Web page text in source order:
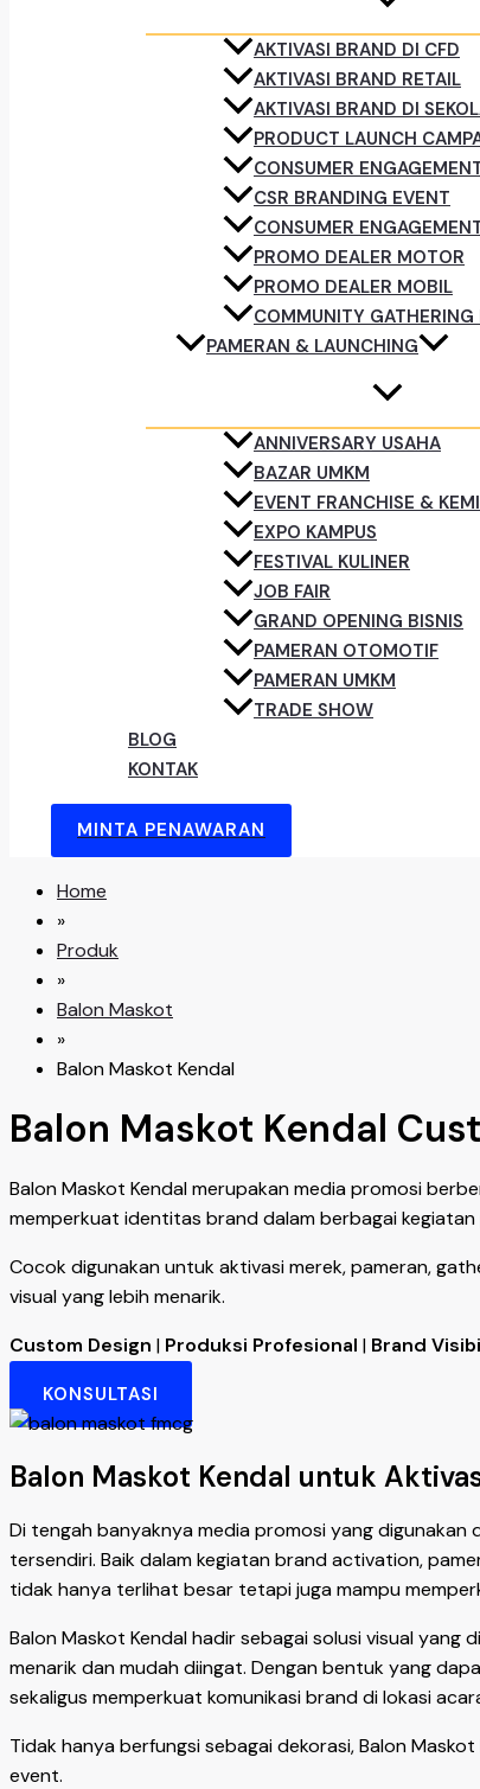
AKTIVASI BRAND DI CFD
AKTIVASI BRAND RETAIL
AKTIVASI BRAND DI
PRODUCT LAUNCH
CONSUMER
CSR BRANDING EVENT
CONSUMER
PROMO DEALER MOTOR
PROMO DEALER MOBIL
COMMUNITY GATHERING
PAMERAN & LAUNCHING
ANNIVERSARY USAHA
BAZAR UMKM
EVENT FRANCHISE &
EXPO KAMPUS
FESTIVAL KULINER
JOB FAIR
GRAND OPENING BISNIS
PAMERAN OTOMOTIF
PAMERAN UMKM
TRADE SHOW
BLOG
KONTAK
MINTA PENAWARAN
Home
»
Produk
»
Balon Maskot
»
Balon Maskot Kendal
Balon Maskot Kendal
Balon Maskot Kendal merupakan media promosi
memperkuat identitas brand dalam berbagai
Cocok digunakan untuk aktivasi merek, pameran,
visual yang lebih menarik.
Custom Design | Produksi Profesional | Brand
KONSULTASI
Balon Maskot Kendal untuk
Di tengah banyaknya media promosi yang
tersendiri. Baik dalam kegiatan brand activation,
tidak hanya terlihat besar tetapi juga mampu
Balon Maskot Kendal hadir sebagai solusi visual
menarik dan mudah diingat. Dengan bentuk yang
sekaligus memperkuat komunikasi brand di lokasi
Tidak hanya berfungsi sebagai dekorasi, Balon
event.